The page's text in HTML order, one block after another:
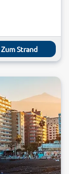
Zum Strand